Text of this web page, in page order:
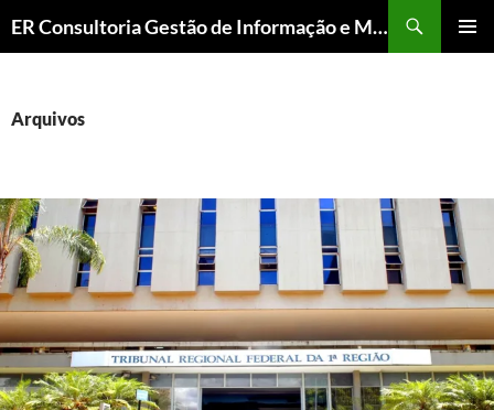
ER Consultoria Gestão de Informação e Memória Institucional
CONTEÚDO
Arquivos